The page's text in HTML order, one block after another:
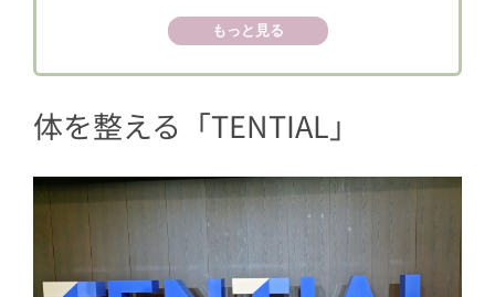
2025年秋冬新作はスポーツマンたちに
もっと見る
体を整える「TENTIAL」